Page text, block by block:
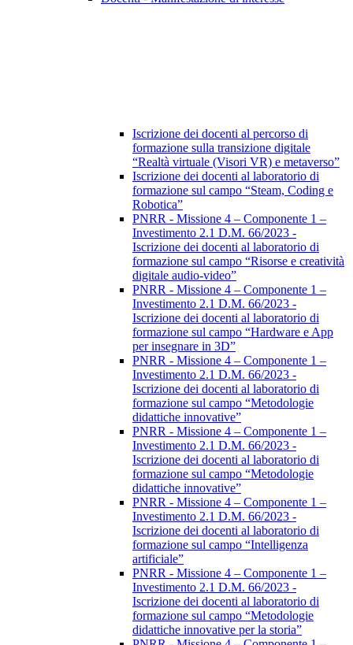
Iscrizione dei docenti al percorso di
formazione sulla transizione digitale
“Realtà virtuale (Visori VR) e metaverso”
Iscrizione dei docenti al laboratorio di
formazione sul campo “Steam, Coding e
Robotica”
PNRR - Missione 4 – Componente 1 –
Investimento 2.1 D.M. 66/2023 -
Iscrizione dei docenti al laboratorio di
formazione sul campo “Risorse e creatività
digitale audio-video”
PNRR - Missione 4 – Componente 1 –
Investimento 2.1 D.M. 66/2023 -
Iscrizione dei docenti al laboratorio di
formazione sul campo “Hardware e App
per insegnare in 3D”
PNRR - Missione 4 – Componente 1 –
Investimento 2.1 D.M. 66/2023 -
Iscrizione dei docenti al laboratorio di
formazione sul campo “Metodologie
didattiche innovative”
PNRR - Missione 4 – Componente 1 –
Investimento 2.1 D.M. 66/2023 -
Iscrizione dei docenti al laboratorio di
formazione sul campo “Metodologie
didattiche innovative”
PNRR - Missione 4 – Componente 1 –
Investimento 2.1 D.M. 66/2023 -
Iscrizione dei docenti al laboratorio di
formazione sul campo “Intelligenza
artificiale”
PNRR - Missione 4 – Componente 1 –
Investimento 2.1 D.M. 66/2023 -
Iscrizione dei docenti al laboratorio di
formazione sul campo “Metodologie
didattiche innovative per la storia”